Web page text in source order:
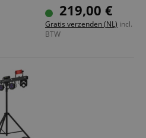
(slag- en weerbestendig)
stressvrij transport
x 699 x 178 mm
219,00 €
Gratis verzenden (NL) incl.
BTW